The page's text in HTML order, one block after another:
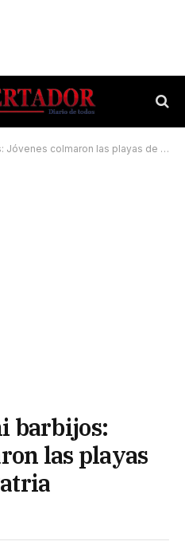
colmaron las playas de Paso de la Patria
barbijos:
las playas